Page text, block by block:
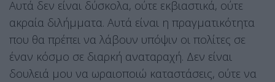
Αυτά δεν είναι δύσκολα, ούτε εκβιαστικά, ούτε
ακραία διλήμματα. Αυτά είναι η πραγματικότητα
που θα πρέπει να λάβουν υπόψιν οι πολίτες σε
έναν κόσμο σε διαρκή αναταραχή. Δεν είναι
δουλειά μου να ωραιοποιώ καταστάσεις, ούτε να